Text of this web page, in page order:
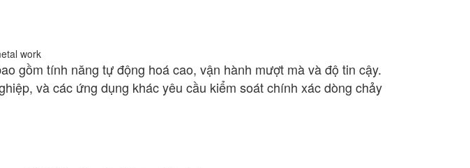
gồm tính năng tự động hoá cao, vận hành mượt mà và độ tin cậy.
và các ứng dụng khác yêu cầu kiểm soát chính xác dòng chảy